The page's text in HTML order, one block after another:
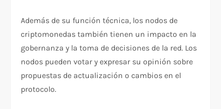
Además de su función técnica, los nodos de
criptomonedas también tienen un impacto en la
gobernanza y la toma de decisiones de la red. Los
nodos pueden votar y expresar su opinión sobre
propuestas de actualización o cambios en el
protocolo.